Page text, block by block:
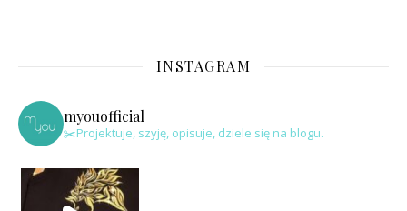
INSTAGRAM
myouofficial
✂️Projektuje, szyję, opisuje, dziele się na blogu.